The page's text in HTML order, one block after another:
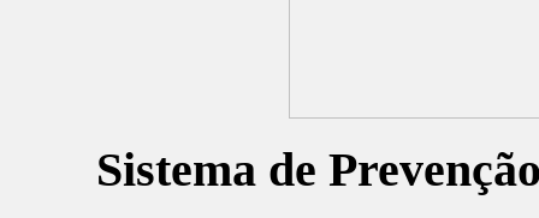
Sistema de